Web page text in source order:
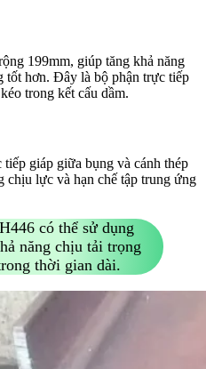
199mm, giúp tăng khả năng
tốt hơn. Đây là bộ phận trực tiếp
trong kết cấu dầm.
giáp giữa bụng và cánh thép
chịu lực và hạn chế tập trung ứng
có thể sử dụng
năng chịu tải trọng
thời gian dài.